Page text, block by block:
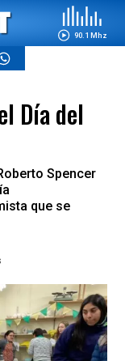
90.1 Mhz
Día del
Spencer
que se